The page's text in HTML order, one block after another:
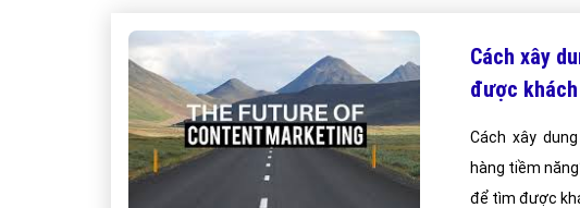
Cách xây
được
Cách xây
hàng tiềm
để tìm được